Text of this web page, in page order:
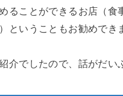
ることができるお店（
ということもお勧めでき
介でしたので、話がだい